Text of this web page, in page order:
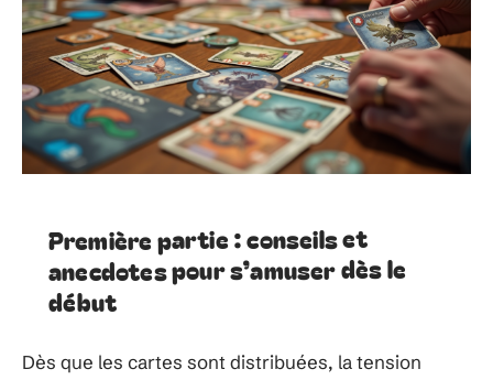
Première partie : conseils et
anecdotes pour s’amuser dès le
début
Dès que les cartes sont distribuées, la tension